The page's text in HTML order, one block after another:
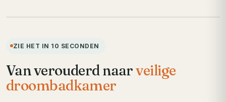
ZIE HET IN 10 SECONDEN
Van verouderd naarveilige
droombadkamer